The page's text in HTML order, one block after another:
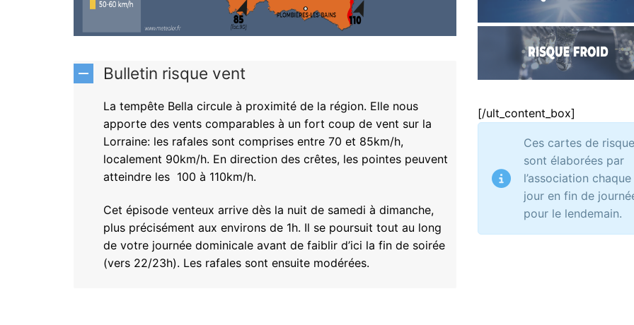
Bulletin risque vent
La tempête Bella circule à proximité de la région. Elle nous
apporte des vents comparables à un fort coup de vent sur la
Lorraine: les rafales sont comprises entre 70 et 85km/h,
localement 90km/h. En direction des crêtes, les pointes peuvent
atteindre les 100 à 110km/h.
Cet épisode venteux arrive dès la nuit de samedi à dimanche,
plus précisément aux environs de 1h. Il se poursuit tout au long
de votre journée dominicale avant de faiblir d’ici la fin de soirée
(vers 22/23h). Les rafales sont ensuite modérées.
[/ult_content_box]
Ces cartes de
sont élaborées par
l’association chaque
jour en fin de
pour le lendemain.